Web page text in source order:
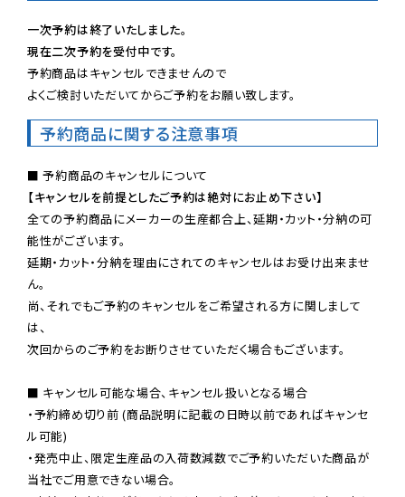
一次予約は終了いたしました。
現在二次予約を受付中です。
予約商品はキャンセルできませんので
よくご検討いただいてからご予約をお願い致します。
予約商品に関する注意事項
【キャンセルを前提としたご予約は絶対にお止め下さい】
全ての予約商品にメーカーの生産都合上、延期・カット・分納の可
能性がございます。
延期・カット・分納を理由にされてのキャンセルはお受け出来ませ
ん。
尚、それでもご予約のキャンセルをご希望される方に関しまして
は、
次回からのご予約をお断りさせていただく場合もございます。
■ キャンセル可能な場合、キャンセル扱いとなる場合
・予約締め切り前 (商品説明に記載の日時以前であればキャンセ
ル可能)
・発売中止、限定生産品の入荷数減数でご予約いただいた商品が
当社でご用意できない場合。